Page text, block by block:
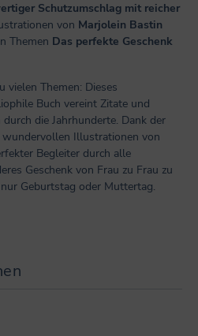
Schutzumschlag mit reicher
von Marjolein Bastin
Themen Das perfekte Geschenk
vielen Themen: Dieses
Buch vereint Zitate und
die Jahrhunderte. Dank der
wundervollen Illustrationen von
Begleiter durch alle
Geschenk von Frau zu Frau zu
Geburtstag oder Muttertag.